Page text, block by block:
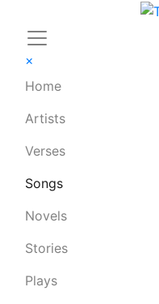
×
Home
Artists
Verses
Songs
Novels
Stories
Plays